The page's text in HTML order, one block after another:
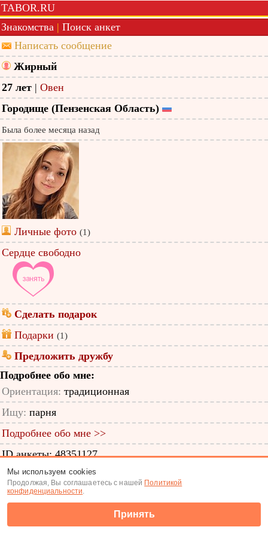
TABOR.RU
Знакомства | Поиск анкет
Написать сообщение
Жирный
27 лет | Овен
Городище (Пензенская Область)
Была более месяца назад
Личные фото (1)
Сердце свободно
Сделать подарок
Подарки (1)
Предложить дружбу
Подробнее обо мне:
Ориентация: традиционная
Ищу: парня
Подробнее обо мне >>
ID анкеты: 48351127
Знакомства|Поиск анкет
(c) Tabor.ru 2026
Мы используем cookies
Продолжая, Вы соглашаетесь с нашей Политикой
конфиденциальности.
Принять